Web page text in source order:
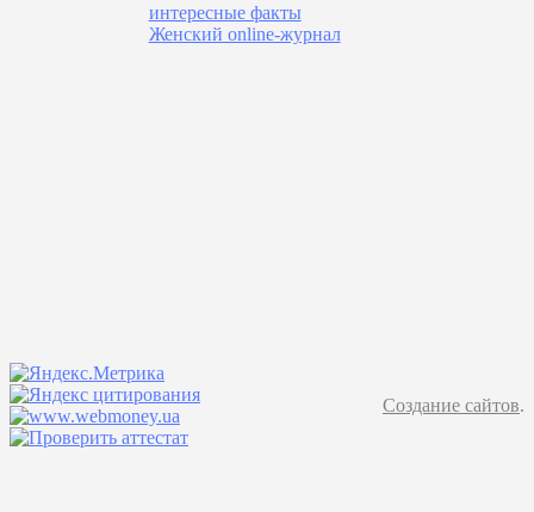
интересные факты
Женский online-журнал
Создание сайтов.